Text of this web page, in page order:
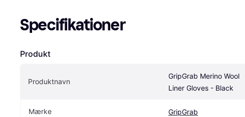
Specifikationer
Produkt
Produktnavn
GripGrab Merino Wool
Liner Gloves - Black
Mærke GripGrab